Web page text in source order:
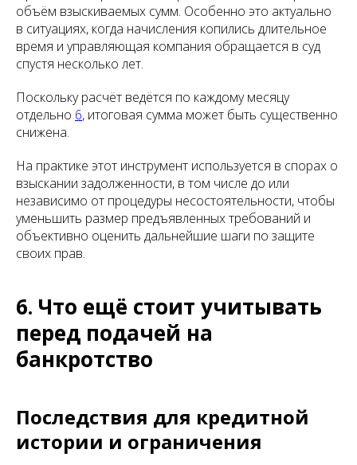
объём взыскиваемых сумм. Особенно это актуально
в ситуациях, когда начисления копились длительное
время и управляющая компания обращается в суд
спустя несколько лет.
Поскольку расчёт ведётся по каждому месяцу
отдельно 6, итоговая сумма может быть существенно
снижена.
На практике этот инструмент используется в спорах о
взыскании задолженности, в том числе до или
независимо от процедуры несостоятельности, чтобы
уменьшить размер предъявленных требований и
объективно оценить дальнейшие шаги по защите
своих прав.
6. Что ещё стоит учитывать
перед подачей на
банкротство
Последствия для кредитной
истории и ограничения